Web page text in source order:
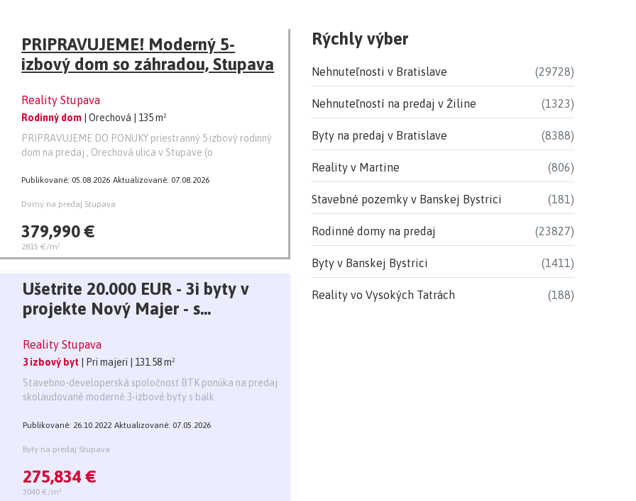
PRIPRAVUJEME! Moderný 5-
izbový dom so záhradou, Stupava
Reality Stupava
Rodinný dom | Orechová
| 135 m²
PRIPRAVUJEME DO PONUKY priestranný 5 izbový rodinný
dom na predaj , Orechová ulica v Stupave (o
Publikované: 05.08.2026 Aktualizované: 07.08.2026
Domy na predaj Stupava
379,990 €
2815 €/m²
Ušetrite 20.000 EUR - 3i byty v
projekte Nový Majer - s
kobkou v cene
Reality Stupava
3 izbový byt | Pri majeri
| 131.58 m²
Stavebno-developerská spoločnosť BTK ponúka na predaj
skolaudované moderné 3-izbové byty s balk
Publikované: 26.10.2022 Aktualizované: 07.05.2026
Byty na predaj Stupava
275,834 €
3040 €/m²
Rýchly výber
Nehnuteľnosti v Bratislave (29728)
Nehnuteľností na predaj v Žiline (1323)
Byty na predaj v Bratislave (8388)
Reality v Martine (806)
Stavebné pozemky v Banskej Bystrici (181)
Rodinné domy na predaj (23827)
Byty v Banskej Bystrici (1411)
Reality vo Vysokých Tatrách (188)